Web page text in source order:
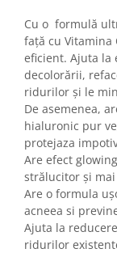
Cu o formulă
față cu Vitamina
eficient. Ajuta la
decolorării,
ridurilor și le
De asemenea,
hialuronic pur
protejaza
Are efect
strălucitor și
Are o formula
acneea si
Ajuta la
ridurilor